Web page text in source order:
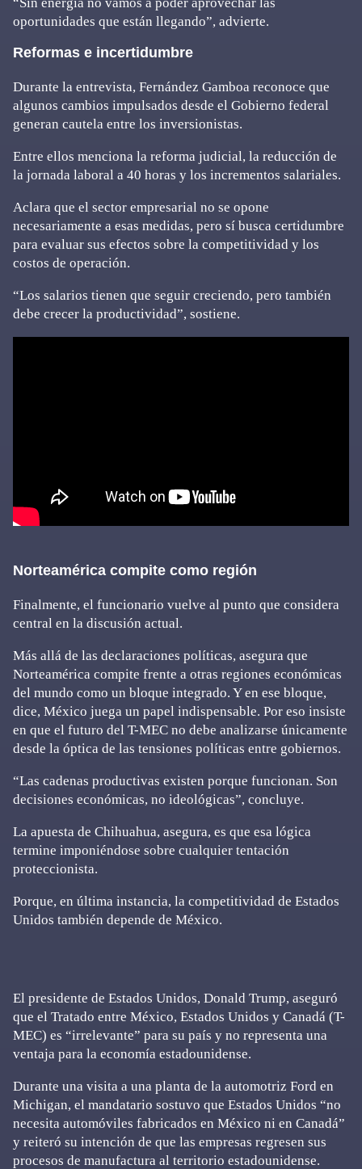
oportunidades que están llegando”, advierte.
Reformas e incertidumbre
Durante la entrevista, Fernández Gamboa reconoce que
algunos cambios impulsados desde el Gobierno federal
generan cautela entre los inversionistas.
Entre ellos menciona la reforma judicial, la reducción de
la jornada laboral a 40 horas y los incrementos salariales.
Aclara que el sector empresarial no se opone
necesariamente a esas medidas, pero sí busca certidumbre
para evaluar sus efectos sobre la competitividad y los
costos de operación.
“Los salarios tienen que seguir creciendo, pero también
debe crecer la productividad”, sostiene.
Norteamérica compite como región
Finalmente, el funcionario vuelve al punto que considera
central en la discusión actual.
Más allá de las declaraciones políticas, asegura que
Norteamérica compite frente a otras regiones económicas
del mundo como un bloque integrado. Y en ese bloque,
dice, México juega un papel indispensable. Por eso insiste
en que el futuro del T-MEC no debe analizarse únicamente
desde la óptica de las tensiones políticas entre gobiernos.
“Las cadenas productivas existen porque funcionan. Son
decisiones económicas, no ideológicas”, concluye.
La apuesta de Chihuahua, asegura, es que esa lógica
termine imponiéndose sobre cualquier tentación
proteccionista.
Porque, en última instancia, la competitividad de Estados
Unidos también depende de México.
El presidente de Estados Unidos, Donald Trump, aseguró
que el Tratado entre México, Estados Unidos y Canadá (T-
MEC) es “irrelevante” para su país y no representa una
ventaja para la economía estadounidense.
Durante una visita a una planta de la automotriz Ford en
Michigan, el mandatario sostuvo que Estados Unidos “no
necesita automóviles fabricados en México ni en Canadá”
y reiteró su intención de que las empresas regresen sus
procesos de manufactura al territorio estadounidense.